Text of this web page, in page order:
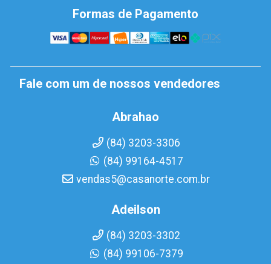
Formas de Pagamento
Fale com um de nossos vendedores
Abrahao
(84) 3203-3306
(84) 99164-4517
vendas5@casanorte.com.br
Adeilson
(84) 3203-3302
(84) 99106-7379